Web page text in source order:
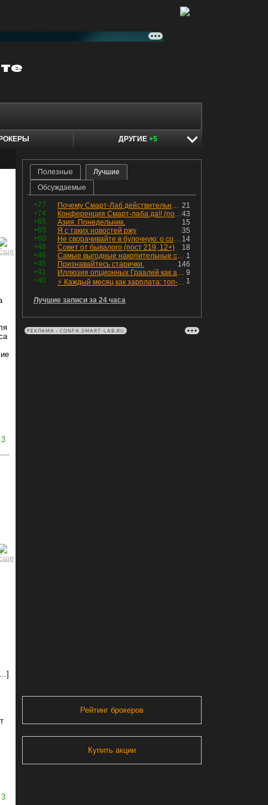
ДРУГИЕ +5
3
3
Полезные
Лучшие
Обсуждаемые
+77 21
Почему Смарт-Лаб действительно протух
+74
43
Конференция Смарт-лаба да!! (пост 218, 12+)
+65
15
Азия. Понедельник.
+65
35
Я с таких новостей ржу
+60
14
Не сворачивайте в булочную: о соблазнах на фондовом рынке
+48
18
Совет от бывалого (пост 219, 12+)
+48
1
Самые выгодные накопительные счета в августе с доходностью до 15,5%
+45
146
Признавайтесь старички.
+41
9
Иллюзия опционных Граалей как альтернатива стоп-лоссу
+40
1
⚡️ Каждый месяц как зарплата: топ-8 вкусных и надёжных бондов для пассивного дохода
Лучшие записи за 24 часа
РЕКЛАМА • CONFA.SMART-LAB.RU
Рейтинг брокеров
Купить акции